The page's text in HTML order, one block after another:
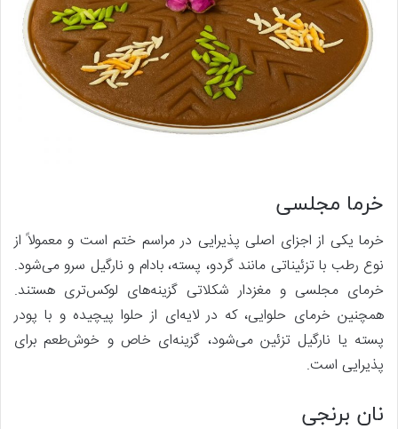
خرما مجلسی
خرما یکی از اجزای اصلی پذیرایی در مراسم ختم است و معمولاً از
نوع رطب با تزئیناتی مانند گردو، پسته، بادام و نارگیل سرو می‌شود.
خرمای مجلسی و مغزدار شکلاتی گزینه‌های لوکس‌تری هستند.
همچنین خرمای حلوایی، که در لایه‌ای از حلوا پیچیده و با پودر
پسته یا نارگیل تزئین می‌شود، گزینه‌ای خاص و خوش‌طعم برای
پذیرایی است.
نان برنجی